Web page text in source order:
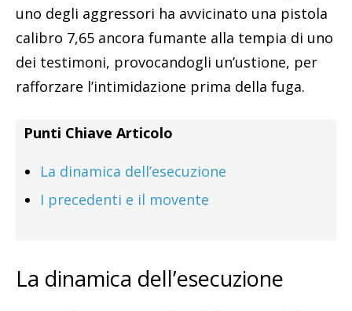
uno degli aggressori ha avvicinato una pistola
calibro 7,65 ancora fumante alla tempia di uno
dei testimoni, provocandogli un’ustione, per
rafforzare l’intimidazione prima della fuga.
Punti Chiave Articolo
La dinamica dell’esecuzione
I precedenti e il movente
La dinamica dell’esecuzione